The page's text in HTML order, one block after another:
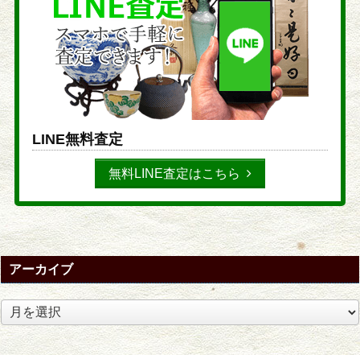
LINE無料査定
無料LINE査定はこちら
アーカイブ
ア
ー
カ